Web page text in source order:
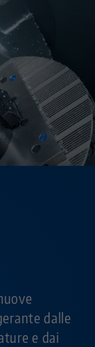
dalle
e dai